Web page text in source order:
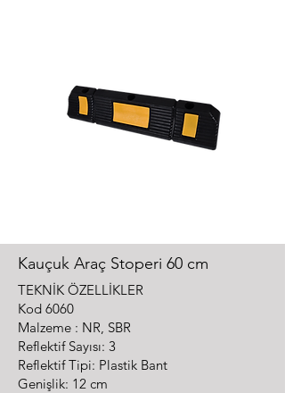
Kauçuk Araç Stoperi 60 cm
TEKNİK ÖZELLİKLER
Kod 6060
Malzeme : NR, SBR
Reflektif Sayısı: 3
Reflektif Tipi: Plastik Bant
Genişlik: 12 cm